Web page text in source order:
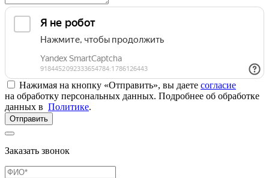
Нажимая на кнопку «Отправить», вы даете согласие
на обработку персональных данных. Подробнее об обработке
данных в Политике.
Отправить
Заказать звонок